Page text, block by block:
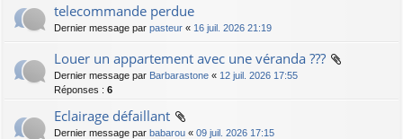
telecommande perdue
Dernier message par pasteur « 16 juil. 2026 21:19
Louer un appartement avec une véranda ???
Dernier message par Barbarastone « 12 juil. 2026 17:55
Réponses : 6
Eclairage défaillant
Dernier message par babarou « 09 juil. 2026 17:15